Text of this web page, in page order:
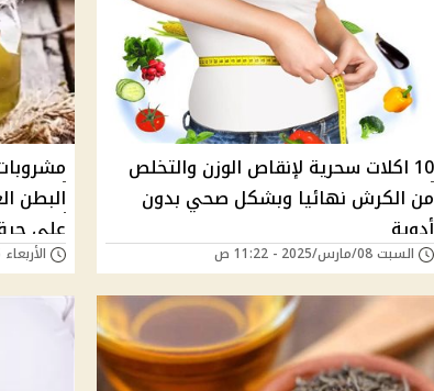
10 اكلات سحرية لإنقاص الوزن والتخلص
من الكرش نهائيا وبشكل صحي بدون
أدوية
السبت 08/مارس/2025 - 11:22 ص
على
الأربعاء 05/مارس/2025 - 11:42 ص